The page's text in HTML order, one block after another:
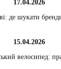
17.04.2026
де шукати
15.04.2026
велосипед: